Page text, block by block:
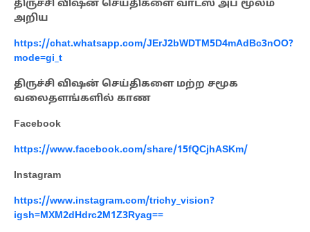
திருச்சி விஷன் செய்திகளை வாட்ஸ் அப் மூலம்
அறிய
https://chat.whatsapp.com/JErJ2bWDTM5D4mAdBc3nOO?
mode=gi_t
திருச்சி விஷன் செய்திகளை மற்ற சமூக
வலைதளங்களில் காண
Facebook
https://www.facebook.com/share/15fQCjhASKm/
Instagram
https://www.instagram.com/trichy_vision?
igsh=MXM2dHdrc2M1Z3Ryag==